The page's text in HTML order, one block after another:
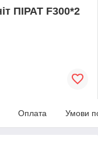
ПІРАТ F300*2
Оплата Умови